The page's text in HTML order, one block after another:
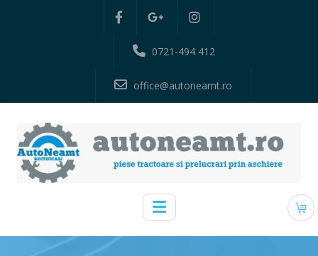
0721-494 412
office@autoneamt.ro